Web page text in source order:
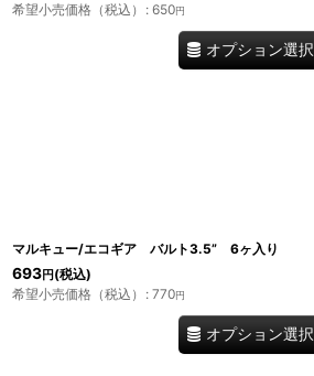
希望小売価格（税込） : 650円
オプション選択
マルキュー/エコギア バルト3.5” 6ヶ入り
693円 (税込)
希望小売価格（税込） : 770円
オプション選択